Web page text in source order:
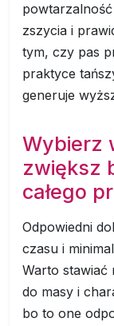
zszycia i
tym, czy pas
praktyce
generuje
Wybierz
zwiększ
całego
Odpowiedni
czasu i
Warto stawiać
do masy i
bo to one